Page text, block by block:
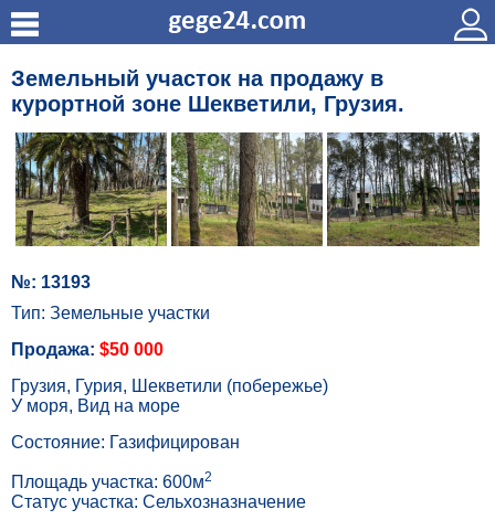
Земельный участок на продажу в
курортной зоне Шекветили, Грузия.
№: 13193
Тип: Земельные участки
Продажа: $50 000
Грузия, Гурия, Шекветили (побережье)
У моря, Вид на море
Состояние: Газифицирован
Площадь участка: 600м2
Статус участка: Сельхозназначение